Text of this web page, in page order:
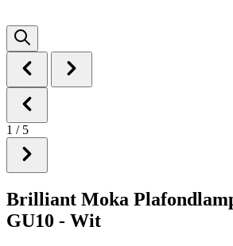
1 / 5
Brilliant Moka
GU10 - Wit